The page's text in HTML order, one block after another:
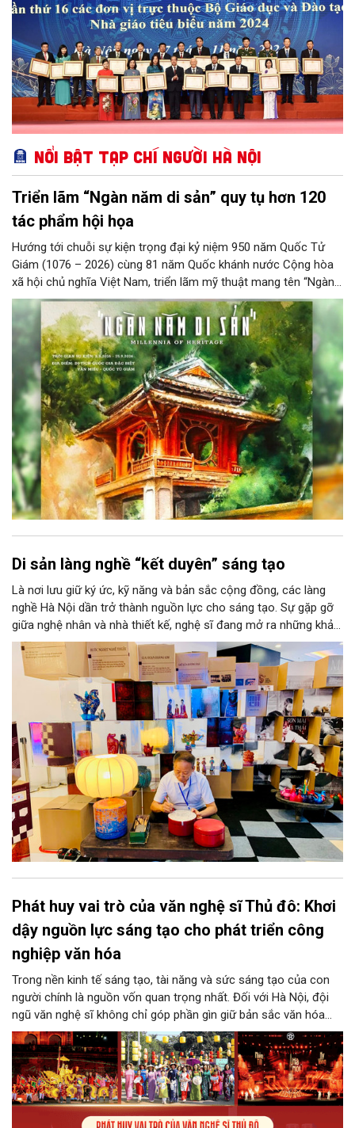
Nổi bật Tạp chí Người Hà Nội
Triển lãm “Ngàn năm di sản” quy tụ hơn 120
tác phẩm hội họa
Hướng tới chuỗi sự kiện trọng đại kỷ niệm 950 năm Quốc Tử
Giám (1076 – 2026) cùng 81 năm Quốc khánh nước Cộng hòa
xã hội chủ nghĩa Việt Nam, triển lãm mỹ thuật mang tên “Ngàn
năm di sản” sẽ chính thức khai mạc vào ngày 8/8 tại Nhà Thái
Học, Di tích Quốc gia đặc biệt Văn Miếu – Quốc Tử Giám. Sự
kiện kéo dài đến ngày 25/9/2026 hứa hẹn trở thành điểm đến
văn hóa đầy sức hút, góp phần làm phong phú đời sống nghệ
thuật của Thủ đô trong mùa thu này.
Di sản làng nghề “kết duyên” sáng tạo
Là nơi lưu giữ ký ức, kỹ năng và bản sắc cộng đồng, các làng
nghề Hà Nội dần trở thành nguồn lực cho sáng tạo. Sự gặp gỡ
giữa nghệ nhân và nhà thiết kế, nghệ sĩ đang mở ra những khả
năng phát triển mới cho thủ công đương đại trên nền tảng di
sản. Từ những cuộc “kết duyên” đầy cảm hứng ấy, Hà Nội đang
khơi thông mạch ngầm của hệ sinh thái thủ công, biến vốn cổ
thành động lực bền vững cho tương lai.
Phát huy vai trò của văn nghệ sĩ Thủ đô: Khơi
dậy nguồn lực sáng tạo cho phát triển công
nghiệp văn hóa
Trong nền kinh tế sáng tạo, tài năng và sức sáng tạo của con
người chính là nguồn vốn quan trọng nhất. Đối với Hà Nội, đội
ngũ văn nghệ sĩ không chỉ góp phần gìn giữ bản sắc văn hóa
mà còn giữ vai trò trung tâm trong quá trình hình thành các sản
phẩm công nghiệp văn hóa có giá trị. Khơi dậy, phát huy và tạo
điều kiện để nguồn lực sáng tạo ấy phát triển sẽ là “chìa khóa”
để Hà Nội khai thác hiệu quả tiềm năng văn hóa, nâng cao năng
lực cạnh tranh và khẳng định vị thế của một trung tâm sáng tạo
trong kỷ nguyên mới.